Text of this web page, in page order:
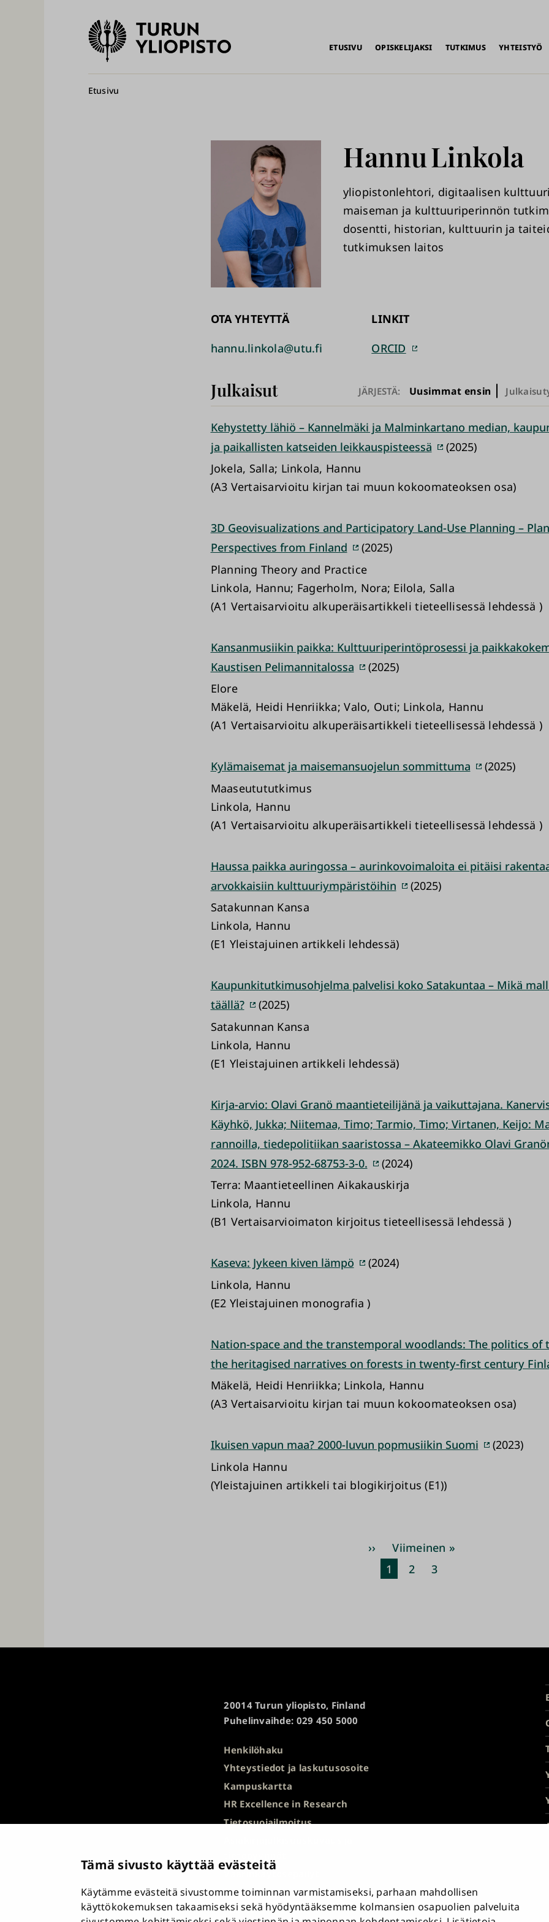
Tämä sivusto käyttää evästeitä
Käytämme evästeitä sivustomme toiminnan varmistamiseksi, parhaan mahdollisen
käyttökokemuksen takaamiseksi sekä hyödyntääksemme kolmansien osapuolien palveluita
Turun
yliopisto
ETUSIVU OPISKELIJAKSI TUTKIMUS YHTEISTYÖ
Murupolku
Etusivu
HannuLinkola
yliopistonlehtori, digitaalisen
maiseman ja kulttuuriperinnön
dosentti, historian, kulttuurin ja
tutkimuksen laitos
OTA YHTEYTTÄ
hannu.linkola@utu.fi
LINKIT
ORCID
Julkaisut JÄRJESTÄ: Uusimmat ensin
Kehystetty lähiö – Kannelmäki ja Malminkartano median,
ja paikallisten katseiden leikkauspisteessä
(2025)
Jokela, Salla; Linkola, Hannu
(A3 Vertaisarvioitu kirjan tai muun kokoomateoksen osa)
3D Geovisualizations and Participatory Land-Use Planning –
Perspectives from Finland
(2025)
Planning Theory and Practice
Linkola, Hannu; Fagerholm, Nora; Eilola, Salla
(A1 Vertaisarvioitu alkuperäisartikkeli tieteellisessä lehdessä )
Kansanmusiikin paikka: Kulttuuriperintöprosessi ja
Kaustisen Pelimannitalossa
(2025)
Elore
Mäkelä, Heidi Henriikka; Valo, Outi; Linkola, Hannu
(A1 Vertaisarvioitu alkuperäisartikkeli tieteellisessä lehdessä )
Kylämaisemat ja maisemansuojelun sommittuma
(2025)
Maaseutututkimus
Linkola, Hannu
(A1 Vertaisarvioitu alkuperäisartikkeli tieteellisessä lehdessä )
Haussa paikka auringossa – aurinkovoimaloita ei pitäisi
arvokkaisiin kulttuuriympäristöihin
(2025)
Satakunnan Kansa
Linkola, Hannu
(E1 Yleistajuinen artikkeli lehdessä)
Kaupunkitutkimusohjelma palvelisi koko Satakuntaa – Mikä
täällä?
(2025)
Satakunnan Kansa
Linkola, Hannu
(E1 Yleistajuinen artikkeli lehdessä)
Kirja-arvio: Olavi Granö maantieteilijänä ja vaikuttajana.
Käyhkö, Jukka; Niitemaa, Timo; Tarmio, Timo; Virtanen, Keijo:
rannoilla, tiedepolitiikan saaristossa – Akateemikko Olavi
2024. ISBN 978-952-68753-3-0.
(2024)
Terra: Maantieteellinen Aikakauskirja
Linkola, Hannu
(B1 Vertaisarvioimaton kirjoitus tieteellisessä lehdessä )
Kaseva: Jykeen kiven lämpö
(2024)
Linkola, Hannu
(E2 Yleistajuinen monografia )
Nation-space and the transtemporal woodlands: The politics of
the heritagised narratives on forests in twenty-first century
Mäkelä, Heidi Henriikka; Linkola, Hannu
(A3 Vertaisarvioitu kirjan tai muun kokoomateoksen osa)
Ikuisen vapun maa? 2000-luvun popmusiikin Suomi
(2023)
Linkola Hannu
(Yleistajuinen artikkeli tai blogikirjoitus (E1))
Sivutus
Seuraava
sivu
››
Viimeinen
sivu
Viimeinen »
Nykyinen
1 Sivu
2 Sivu
3
20014 Turun yliopisto, Finland
Puhelinvaihde: 029 450 5000
Henkilöhaku
Yhteystiedot ja laskutusosoite
Kampuskartta
HR Excellence in Research
Tietosuojailmoitus
Väärinkäytösepäilyt
Saavutettavuusseloste
Palaute